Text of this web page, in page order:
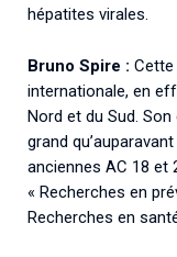
hépatites virales.
Bruno Spire : Cette
internationale, en
Nord et du Sud.
grand
anciennes AC 18 et
« Recherches en
Recherches en